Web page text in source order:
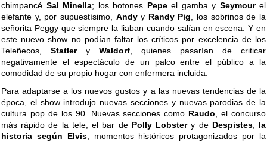
chimpancé Sal Minella; los botones Pepeel gamba y Seymourel
elefante y, por supuestísimo, Andyy Randy Pig, los sobrinos de la
señorita Peggy que siempre la liaban cuando salían en escena. Y en
este nuevo show no podían faltar los críticos por excelencia de los
Teleñecos, Statlery Waldorf, quienes pasarían de criticar
negativamente el espectáculo de un palco entre el público a la
comodidad de su propio hogar con enfermera incluida.
Para adaptarse a los nuevos gustos y a las nuevas tendencias de la
época, el show introdujo nuevas secciones y nuevas parodias de la
cultura pop de los 90. Nuevas secciones como Raudo, el concurso
más rápido de la tele; el bar de Polly Lobstery de Despistes; la
historia según Elvis, momentos históricos protagonizados por la